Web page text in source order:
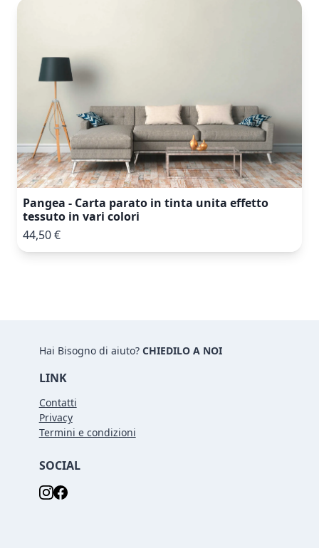
Pangea - Carta parato in tinta unita effetto
tessuto in vari colori
44,50 €
Hai Bisogno di aiuto? CHIEDILO A NOI
LINK
Contatti
Privacy
Termini e condizioni
SOCIAL